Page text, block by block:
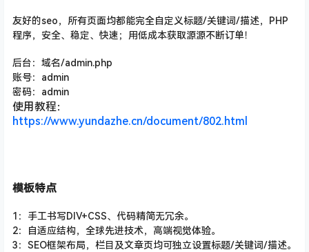
友好的seo，所有页面均都能完全自定义标题/关键词/描述，PHP
程序，安全、稳定、快速；用低成本获取源源不断订单！
后台：域名/admin.php
账号：admin
密码：admin
使用教程：
https://www.yundazhe.cn/document/802.html
模板特点
1：手工书写DIV+CSS、代码精简无冗余。
2：自适应结构，全球先进技术，高端视觉体验。
3：SEO框架布局，栏目及文章页均可独立设置标题/关键词/描述。